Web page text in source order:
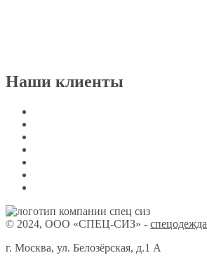
Наши клиенты
© 2024, ООО «СПЕЦ-СИЗ» - спецодежда
г. Москва, ул. Белозёрская, д.1 А